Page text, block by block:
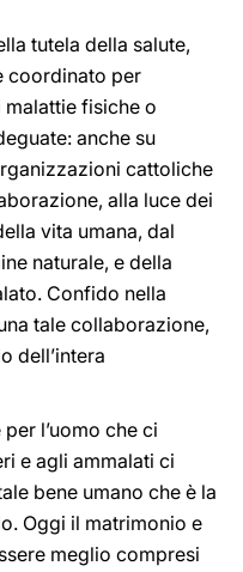
tutela della salute,
coordinato per
fisiche o
anche su
cattoliche
alla luce dei
vita umana, dal
naturale, e della
Confido nella
tale collaborazione,
dell’intera
l’uomo che ci
e agli ammalati ci
bene umano che è la
Oggi il matrimonio e
meglio compresi